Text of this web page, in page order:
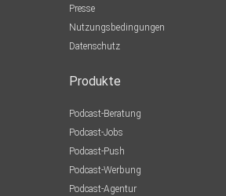
Presse
Nutzungsbedingungen
Datenschutz
Produkte
Podcast-Beratung
Podcast-Jobs
Podcast-Push
Podcast-Werbung
Podcast-Agentur